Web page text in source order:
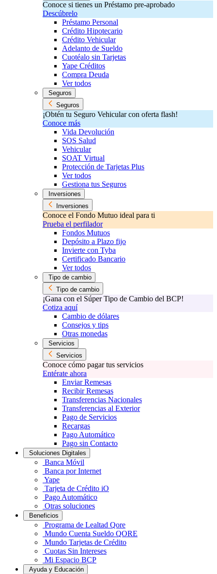
Conoce si tienes un Préstamo pre-aprobado
Descúbrelo
Préstamo Personal
Crédito Hipotecario
Crédito Vehicular
Adelanto de Sueldo
Cuotéalo sin Tarjetas
Yape Créditos
Compra Deuda
Ver todos
Seguros
Seguros
¡Obtén tu Seguro Vehicular con oferta flash!
Conoce más
Vida Devolución
SOS Salud
Vehicular
SOAT Virtual
Protección de Tarjetas Plus
Ver todos
Gestiona tus Seguros
Inversiones
Inversiones
Conoce el Fondo Mutuo ideal para ti
Prueba el perfilador
Fondos Mutuos
Depósito a Plazo fijo
Invierte con Tyba
Certificado Bancario
Ver todos
Tipo de cambio
Tipo de cambio
¡Gana con el Súper Tipo de Cambio del BCP!
Cotiza aquí
Cambio de dólares
Consejos y tips
Otras monedas
Servicios
Servicios
Conoce cómo pagar tus servicios
Entérate ahora
Enviar Remesas
Recibir Remesas
Transferencias Nacionales
Transferencias al Exterior
Pago de Servicios
Recargas
Pago Automático
Pago sin Contacto
Soluciones Digitales
Banca Móvil
Banca por Internet
Yape
Tarjeta de Crédito iO
Pago Automático
Otras soluciones
Beneficios
Programa de Lealtad Qore
Mundo Cuenta Sueldo QORE
Mundo Tarjetas de Crédito
Cuotas Sin Intereses
Mi Espacio BCP
Ayuda y Educación